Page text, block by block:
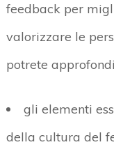
feedback per
valorizzare le
potrete
gli elementi
della cultura del